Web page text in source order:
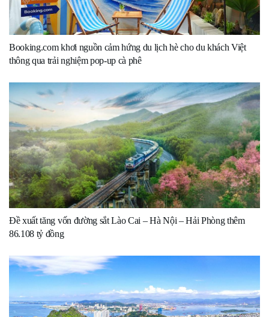
Booking.com khơi nguồn cảm hứng du lịch hè cho du khách Việt
thông qua trải nghiệm pop-up cà phê
Đề xuất tăng vốn đường sắt Lào Cai – Hà Nội – Hải Phòng thêm
86.108 tỷ đồng